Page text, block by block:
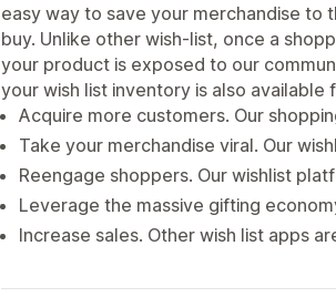
easy way to save your merchandise to
buy. Unlike other wish-list, once a
your product is exposed to our
your wish list inventory is also
Acquire more customers. Our
Take your merchandise viral. Our
Reengage shoppers. Our wishlist
Leverage the massive gifting
Increase sales. Other wish list apps